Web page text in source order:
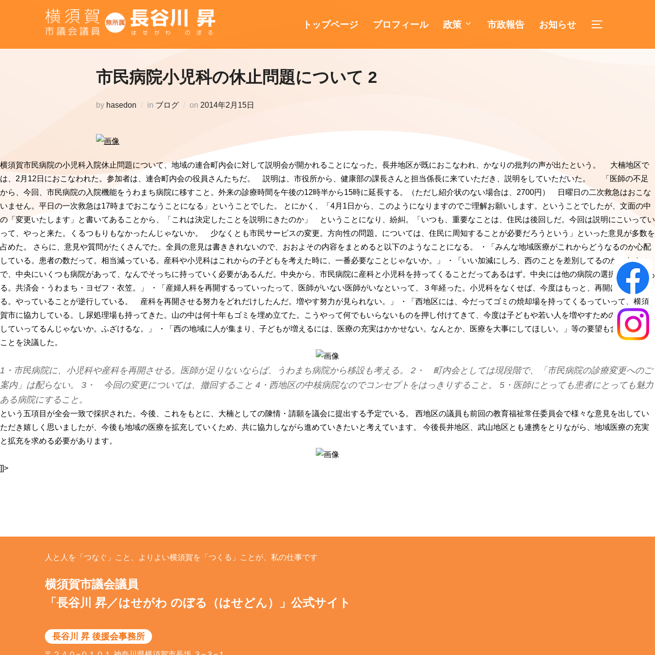
ン
トップページ プロフィール 政策 市政報告 お知らせ サイドバーと
市民病院小児科の休止問題について 2
by hasedon in ブログ on 投
2014年2月15日
横須賀市民病院の小児科入院休止問題について、地域の連合町内会に対して説明会が開かれることになった。長井地区が既におこなわれ、かなりの批判の声が出たという。 大楠地区で
は、2月12日におこなわれた。参加者は、連合町内会の役員さんたちだ。 説明は、市役所から、健康部の課長さんと担当係長に来ていただき、説明をしていただいた。 「医師の不足
から、今回、市民病院の入院機能をうわまち病院に移すこと。外来の診療時間を午後の12時半から15時に延長する。（ただし紹介状のない場合は、2700円） 日曜日の二次救急はおこな
いません。平日の一次救急は17時までおこなうことになる」ということでした。 とにかく、「4月1日から、このようになりますのでご理解お願いします。ということでしたが、文面の中
の「変更いたします」と書いてあることから、「これは決定したことを説明にきたのか」 ということになり、紛糾。「いつも、重要なことは、住民は後回しだ。今回は説明にこいってい
って、やっと来た。くるつもりもなかったんじゃないか。 少なくとも市民サービスの変更。方向性の問題。については、住民に周知することが必要だろうという」といった意見が多数を
占めた。 さらに、意見や質問がたくさんでた。全員の意見は書ききれないので、おおよその内容をまとめると以下のようなことになる。 ・「みんな地域医療がこれからどうなるのか心配
している。患者の数だって。相当減っている。産科や小児科はこれからの子どもを考えた時に、一番必要なことじゃないか。」 ・「いい加減にしろ、西のことを差別してるのか。なん
で、中央にいくつも病院があって、なんでそっちに持っていく必要があるんだ。中央から、市民病院に産科と小児科を持ってくることだってあるはず。中央には他の病院の選択肢だってあ
る。共済会・うわまち・ヨゼフ・衣笠。」 ・「産婦人科を再開するっていったって、医師がいない医師がいなといって、３年経った。小児科をなくせば、今度はもっと、再開は難しくな
る。やっていることが逆行している。 産科を再開させる努力をどれだけしたんだ。増やす努力が見られない。」 ・「西地区には、今だってゴミの焼却場を持ってくるっていって、横須
賀市に協力している。し尿処理場も持ってきた。山の中は何十年もゴミを埋め立てた。こうやって何でもいらないものを押し付けてきて、今度は子どもや若い人を増やすための環境を薄く
していってるんじゃないか。ふざけるな。」 ・「西の地域に人が集まり、子どもが増えるには、医療の充実はかかせない。なんとか、医療を大事にしてほしい。」等の要望も含め、次の
ことを決議した。
1・市民病院に、小児科や産科を再開させる。医師が足りないならば、うわまち病院から移設も考える。 2・ 町内会としては現段階で、「市民病院の診療変更へのご
案内」は配らない。 3・ 今回の変更については、撤回すること 4・西地区の中核病院なのでコンセプトをはっきりすること。 5・医師にとっても患者にとっても魅力
ある病院にすること。
という五項目が全会一致で採択された。今後、これをもとに、大楠としての陳情・請願を議会に提出する予定でいる。 西地区の議員も前回の教育福祉常任委員会で様々な意見を出してい
ただき嬉しく思いましたが、今後も地域の医療を拡充していくため、共に協力しながら進めていきたいと考えています。 今後長井地区、武山地区とも連携をとりながら、地域医療の充実
と拡充を求める必要があります。
]]>
人と人を「つなぐ」こと、よりよい横須賀を「つくる」ことが、私の仕事です
横須賀市議会議員
「長谷川 昇／はせがわ のぼる（はせどん）」公式サイト
長谷川 昇 後援会事務所